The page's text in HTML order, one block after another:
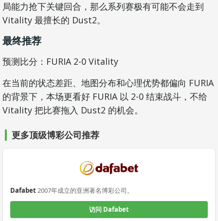
局能力抢下关键回合，那么系列赛极有可能不会走到
Vitality 最擅长的 Dust2。
最终推荐
预测比分：FURIA 2-0 Vitality
在当前的状态差距、地图分布和心理优势都偏向 FURIA
的背景下，本场更看好 FURIA 以 2-0 结束战斗，不给
Vitality 把比赛拖入 Dust2 的机会。
更多顶级博彩公司推荐
Dafabet2007年成立的亚洲著名博彩公司。
访问 Dafabet